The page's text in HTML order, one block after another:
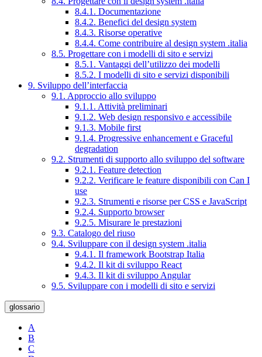
8.4.1. Documentazione
8.4.2. Benefici del design system
8.4.3. Risorse operative
8.4.4. Come contribuire al design system .italia
8.5. Progettare con i modelli di sito e servizi
8.5.1. Vantaggi dell’utilizzo dei modelli
8.5.2. I modelli di sito e servizi disponibili
9. Sviluppo dell’interfaccia
9.1. Approccio allo sviluppo
9.1.1. Attività preliminari
9.1.2. Web design responsivo e accessibile
9.1.3. Mobile first
9.1.4. Progressive enhancement e Graceful
degradation
9.2. Strumenti di supporto allo sviluppo del software
9.2.1. Feature detection
9.2.2. Verificare le feature disponibili con Can I
use
9.2.3. Strumenti e risorse per CSS e JavaScript
9.2.4. Supporto browser
9.2.5. Misurare le prestazioni
9.3. Catalogo del riuso
9.4. Sviluppare con il design system .italia
9.4.1. Il framework Bootstrap Italia
9.4.2. Il kit di sviluppo React
9.4.3. Il kit di sviluppo Angular
9.5. Sviluppare con i modelli di sito e servizi
glossario
A
B
C